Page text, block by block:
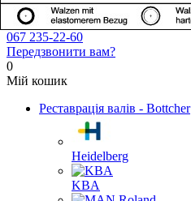
044 513-80-09
044 513-98-38
067 235-22-60
Передзвонити вам?
0
Мій кошик
Реставрація валів - Bottcher
Heidelberg
KBA